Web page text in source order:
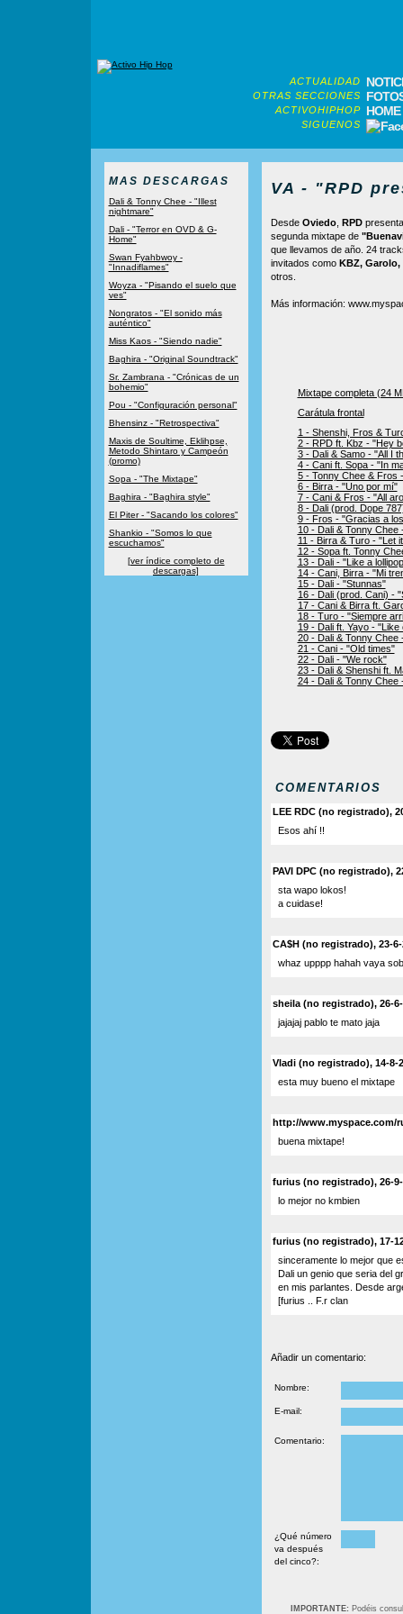
ACTUALIDAD
OTRAS SECCIONES
ACTIVOHIPHOP HOME
SIGUENOS
MAS DESCARGAS
Dali & Tonny Chee - "Illest
nightmare"
Dali - "Terror en OVD & G-
Home"
Swan Fyahbwoy -
"Innadiflames"
Woyza - "Pisando el suelo que
ves"
Nongratos - "El sonido más
auténtico"
Miss Kaos - "Siendo nadie"
Baghira - "Original Soundtrack"
Sr. Zambrana - "Crónicas de un
bohemio"
Pou - "Configuración personal"
Bhensinz - "Retrospectiva"
Maxis de Soultime, Eklihpse,
Metodo Shintaro y Campeón
(promo)
Sopa - "The Mixtape"
Baghira - "Baghira style"
El Piter - "Sacando los colores"
Shankio - "Somos lo que
escuchamos"
[ver índice completo de
descargas]
VA - "RPD
Desde Oviedo, RPD
segunda mixtape de
que llevamos de año. 24
invitados como KBZ, Garolo,
otros.
Más información:
Mixtape completa (24
Carátula frontal
1 - Shenshi, Fros &
2 - RPD ft. Kbz - "Hey
3 - Dali & Samo - "All I
4 - Cani ft. Sopa - "In
5 - Tonny Chee & Fros
6 - Birra - "Uno por mí"
7 - Cani & Fros - "All
8 - Dali (prod. Dope
9 - Fros - "Gracias a
10 - Dali & Tonny
11 - Birra & Turo - "Let
12 - Sopa ft. Tonny
13 - Dali - "Like a
14 - Cani, Birra - "Mi
15 - Dali - "Stunnas"
16 - Dali (prod. Cani) -
17 - Cani & Birra ft.
18 - Turo - "Siempre
19 - Dali ft. Yayo - "Like
20 - Dali & Tonny Chee
21 - Cani - "Old times"
22 - Dali - "We rock"
23 - Dali & Shenshi ft.
24 - Dali & Tonny Chee
COMENTARIOS
LEE RDC (no registrado),
Esos ahí !!
PAVI DPC (no registrado),
sta wapo lokos!
a cuidase!
CA$H (no registrado), 23-6-
whaz upppp hahah vaya
sheila (no registrado), 26-6-
jajajaj pablo te mato jaja
Vladi (no registrado), 14-8-
esta muy bueno el mixtape
http://www.myspace.com/
buena mixtape!
furius (no registrado), 26-9-
lo mejor no kmbien
furius (no registrado), 17-
sinceramente lo mejor que
Dali un genio que seria del
en mis parlantes. Desde
[furius .. F.r clan
Añadir un comentario:
Nombre:
E-mail:
Comentario:
¿Qué número
va después
del cinco?:
IMPORTANTE: Podéis